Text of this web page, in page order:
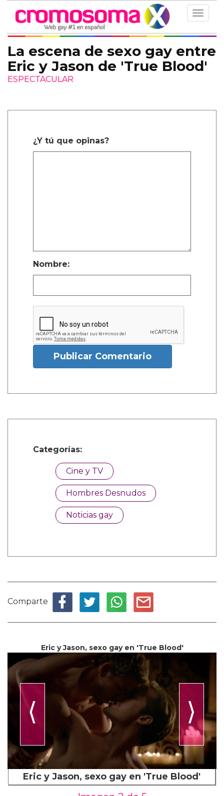
Toggle
La escena de sexo gay entre
Eric y Jason de 'True Blood'
ESPECTACULAR
¿Y tú que opinas?
Nombre:
Publicar Comentario
Categorías:
Cine y TV
Hombres Desnudos
Noticias gay
Comparte
Eric y Jason, sexo gay en 'True Blood'
⟨ ⟩
Eric y Jason, sexo gay en 'True Blood'